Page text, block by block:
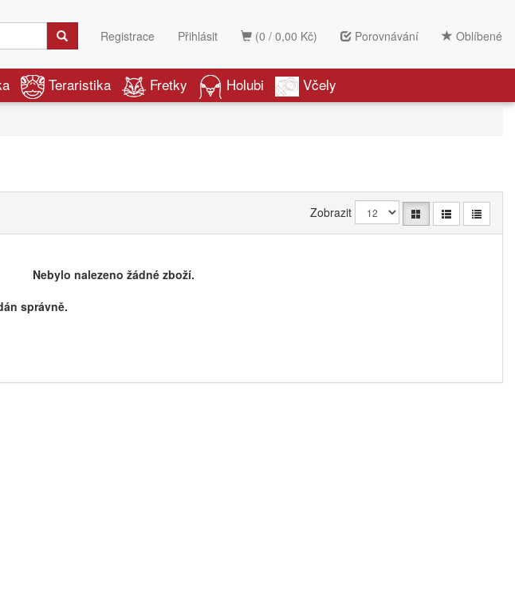
(0 / 0,00 Kč) Porovnávání Oblíbené
Registrace Přihlásit
Teraristika Fretky Holubi Včely
Zobrazit
Nebylo nalezeno žádné zboží.
správně.